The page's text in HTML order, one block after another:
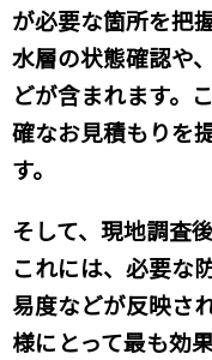
が必要な箇所を把
水層の状態確認や
どが含まれます。
確なお見積もりを
す。
そして、現地調査
これには、必要な
易度などが反映さ
様にとって最も効